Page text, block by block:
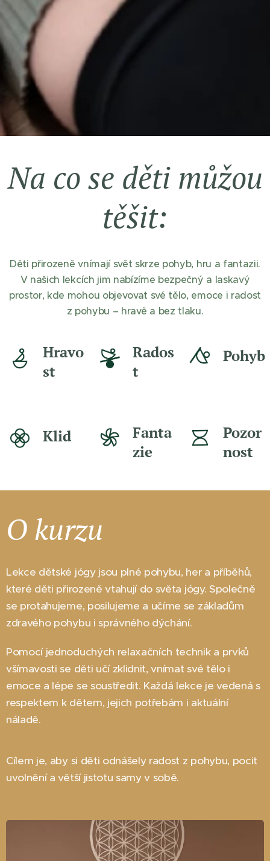
Na co se děti můžou
těšit:
Děti přirozeně vnímají svět skrze pohyb, hru a fantazii.
V našich lekcích jim nabízíme bezpečný a laskavý
prostor, kde mohou objevovat své tělo, emoce i radost
z pohybu – hravě a bez tlaku.
Hravo
st
Rados
t
Pohyb
Klid
Fanta
zie
Pozor
nost
O kurzu
Lekce dětské jógy jsou plné pohybu, her a příběhů,
které děti přirozeně vtahují do světa jógy. Společně
se protahujeme, posilujeme a učíme se základům
zdravého pohybu i správného dýchání.
Pomocí jednoduchých relaxačních technik a prvků
všímavosti se děti učí zklidnit, vnímat své tělo i
emoce a lépe se soustředit. Každá lekce je vedená s
respektem k dětem, jejich potřebám i aktuální
náladě.
Cílem je, aby si děti odnášely radost z pohybu, pocit
uvolnění a větší jistotu samy v sobě.